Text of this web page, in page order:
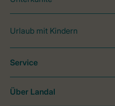
Urlaub mit Kindern
Service
Über Landal